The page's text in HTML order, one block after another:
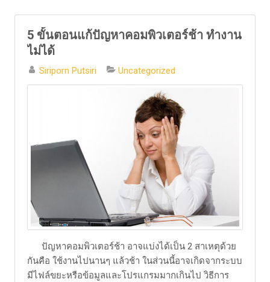
5 ขั้นตอนแก้ปัญหาคอมพิวเตอร์ช้า ทำงาน
ไม่ได้
Siriporn Putsiri Uncategorized
ปัญหาคอมพิวเตอร์ช้า อาจแบ่งได้เป็น 2 สาเหตุด้วย
กันคือ ใช้งานไปนานๆ แล้วช้า ในส่วนนี้อาจเกิดจากระบบ
มีไฟล์ขยะหรือข้อมูลและโปรแกรมมากเกินไป วิธีการ